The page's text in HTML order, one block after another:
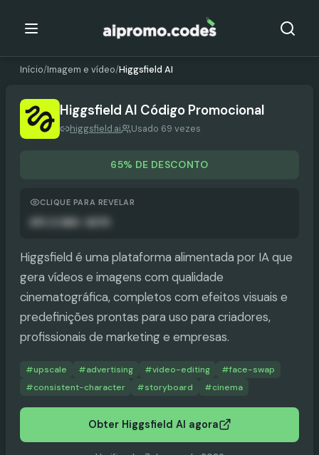
Início/Imagem e vídeo/Higgsfield AI
Higgsfield AI Código Promocional
higgsfield.ai Usado 69 vezes
65% DE DESCONTO
CLIQUE PARA REVELAR
Higgsfield é uma plataforma alimentada por IA que
gera vídeos e imagens com qualidade
cinematográfica, completos com efeitos visuais e
predefinições prontas para uso para criadores,
profissionais de marketing e empresas.
#upscale #advertising #video-editing #face-swap
#consistent-character #storyboard #cinema
Obter Higgsfield AI agora